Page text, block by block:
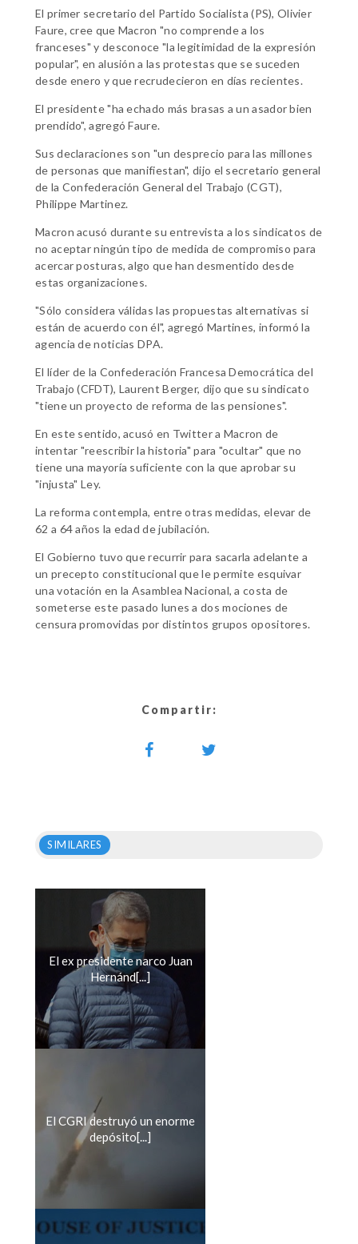
El primer secretario del Partido Socialista (PS), Olivier
Faure, cree que Macron "no comprende a los
franceses" y desconoce "la legitimidad de la expresión
popular", en alusión a las protestas que se suceden
desde enero y que recrudecieron en días recientes.
El presidente "ha echado más brasas a un asador bien
prendido", agregó Faure.
Sus declaraciones son "un desprecio para las millones
de personas que manifiestan", dijo el secretario general
de la Confederación General del Trabajo (CGT),
Philippe Martinez.
Macron acusó durante su entrevista a los sindicatos de
no aceptar ningún tipo de medida de compromiso para
acercar posturas, algo que han desmentido desde
estas organizaciones.
"Sólo considera válidas las propuestas alternativas si
están de acuerdo con él", agregó Martines, informó la
agencia de noticias DPA.
El líder de la Confederación Francesa Democrática del
Trabajo (CFDT), Laurent Berger, dijo que su sindicato
"tiene un proyecto de reforma de las pensiones".
En este sentido, acusó en Twitter a Macron de
intentar "reescribir la historia" para "ocultar" que no
tiene una mayoría suficiente con la que aprobar su
"injusta" Ley.
La reforma contempla, entre otras medidas, elevar de
62 a 64 años la edad de jubilación.
El Gobierno tuvo que recurrir para sacarla adelante a
un precepto constitucional que le permite esquivar
una votación en la Asamblea Nacional, a costa de
someterse este pasado lunes a dos mociones de
censura promovidas por distintos grupos opositores.
Compartir:
SIMILARES
El ex presidente narco Juan
Hernánd[...]
El CGRI destruyó un enorme
depósito[...]